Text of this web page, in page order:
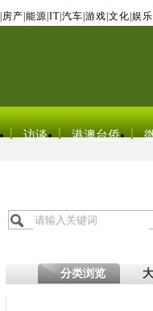
房产 能源 IT| 汽车 游戏 文化 娱乐
访谈 港澳台侨
分类浏览